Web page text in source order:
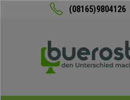
(08165)9804126